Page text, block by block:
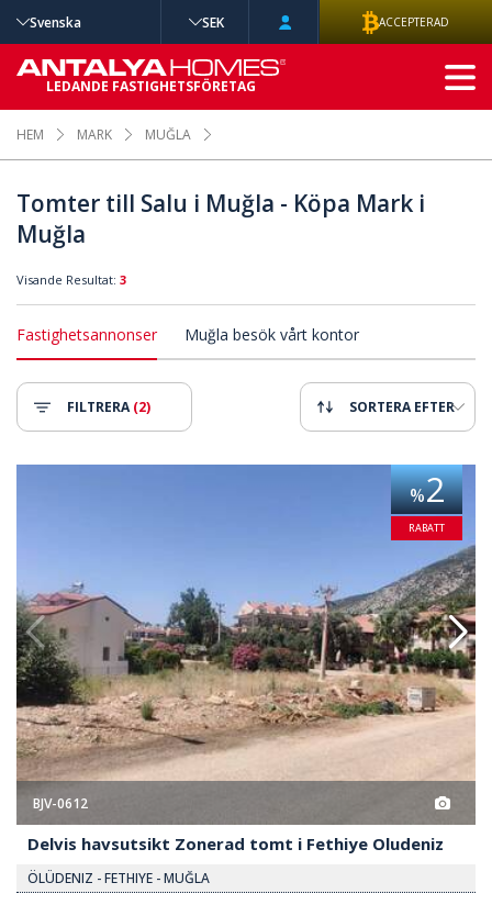
HEM MARK MUĞLA
Tomter till Salu i Muğla - Köpa Mark i
Muğla
Visande Resultat: 3
Fastighetsannonser Muğla besök vårt kontor
FILTRERA (2) SORTERA EFTER
Delvis Havsutsikt Zonerad
%2
RABATT
BJV-0612
Delvis havsutsikt Zonerad tomt i Fethiye Oludeniz
ÖLÜDENIZ - FETHIYE - MUĞLA
Svenska SEK ACCEPTERAD
LEDANDE FASTIGHETSFÖRETAG
AVANCERAD
SÖKNING